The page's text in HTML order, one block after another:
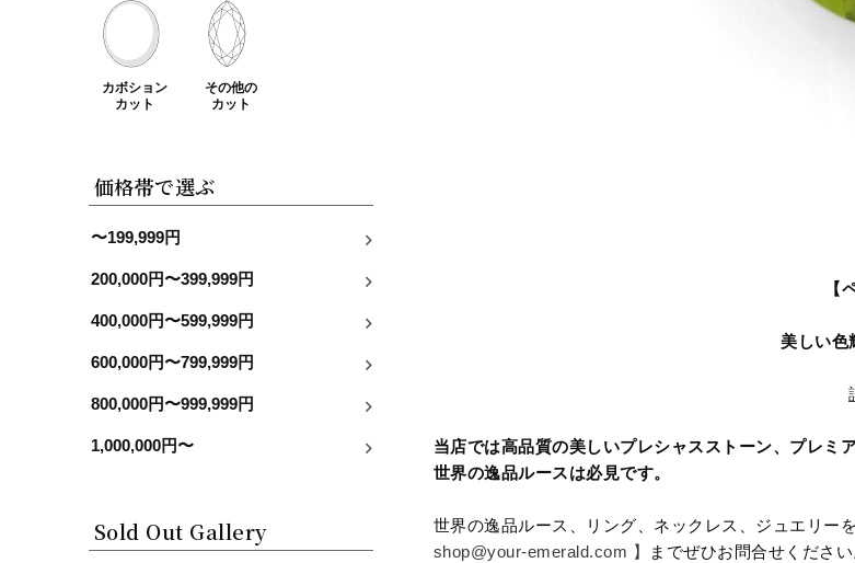
カボション
カット
その他の
カット
価格帯で選ぶ
〜199,999円
200,000円〜399,999円
400,000円〜599,999円
600,000円〜799,999円
800,000円〜999,999円
1,000,000円〜
Sold Out Gallery
【
美しい色
当店では高品質の美しいプレシャスストーン、プレミ
世界の逸品ルースは必見です。
世界の逸品ルース、リング、ネックレス、ジュエリー
shop@your-emerald.com 】
までぜひお問合せください